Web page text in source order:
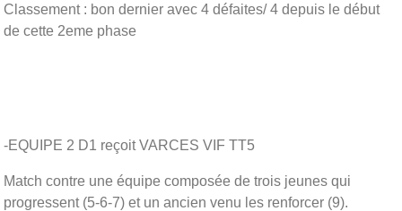
Classement : bon dernier avec 4 défaites/ 4 depuis le début
de cette 2eme phase
-EQUIPE 2 D1 reçoit VARCES VIF TT5
Match contre une équipe composée de trois jeunes qui
progressent (5-6-7) et un ancien venu les renforcer (9).